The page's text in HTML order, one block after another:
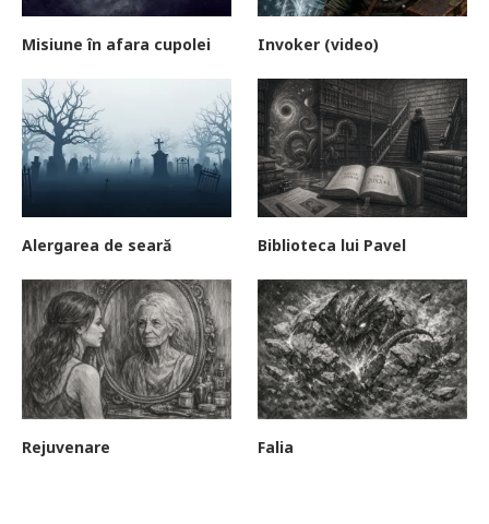
Misiune în afara cupolei Invoker (video)
Alergarea de seară Biblioteca lui Pavel
Rejuvenare Falia